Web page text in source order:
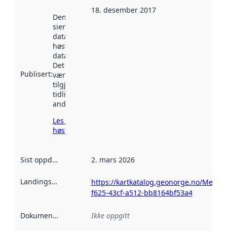
Publisert:
Denne datoen
sier når
datasettet ble
høstet av
data.norge.no.
Det kan ha
vært
tilgjengelig
tidligere
andre steder.
Les mer om
høsting her
18. desember 2017
Sist oppdatert 2. mars 2026
Landingsside
https://kartkatalog.geonorge.no/
f625-43cf-a512-bb8164bf53a4
Dokumentasjon Ikke oppgitt